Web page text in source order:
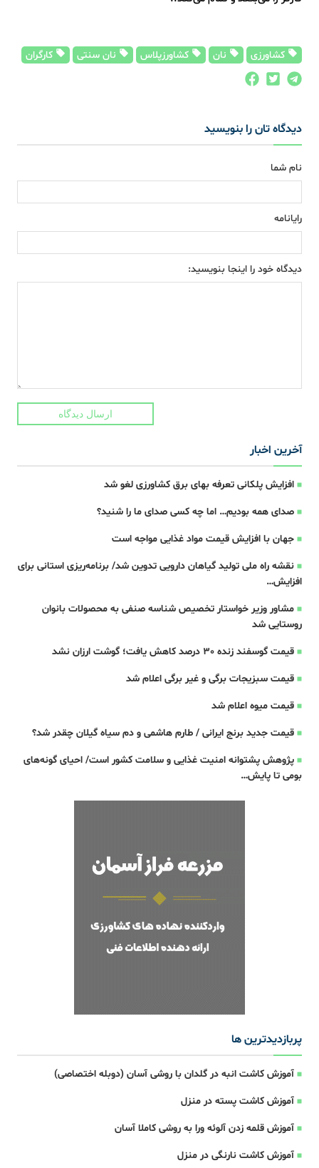
کشاورزی نان کشاورزپلاس نان سنتی کارگران
دیدگاه تان را بنویسید
نام شما
رایانامه
دیدگاه خود را اینجا بنویسید:
ارسال دیدگاه
آخرین اخبار
افزایش پلکانی تعرفه بهای برق کشاورزی لغو شد
صدای همه بودیم… اما چه کسی صدای ما را شنید؟
جهان با افزایش قیمت مواد غذایی مواجه است
نقشه راه ملی تولید گیاهان دارویی تدوین شد/ برنامه‌ریزی استانی برای
افزایش…
مشاور وزیر خواستار تخصیص شناسه صنفی به محصولات بانوان
روستایی شد
قیمت گوسفند زنده 30 درصد کاهش یافت؛ گوشت ارزان نشد
قیمت سبزیجات برگی و غیر برگی اعلام شد
قیمت میوه اعلام شد
قیمت جدید برنج ایرانی / طارم هاشمی و دم سیاه گیلان چقدر شد؟
پژوهش پشتوانه امنیت غذایی و سلامت کشور است/ احیای گونه‌های
بومی تا پایش…
پربازدیدترین ها
آموزش کاشت انبه در گلدان با روشی آسان (دوبله اختصاصی)
آموزش کاشت پسته در منزل
آموزش قلمه زدن آلوئه ورا به روشی کاملا آسان
آموزش کاشت نارنگی در منزل